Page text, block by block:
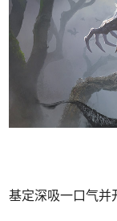
基定深吸一口气并